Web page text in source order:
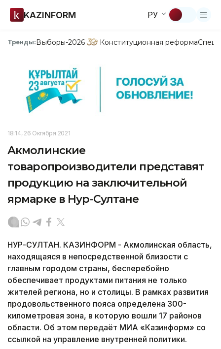
KAZINFORM РУ
Тренды:Выборы-2026 Конституционная реформа
18:14, 26 Октября 2021
Акмолинские
товаропроизводители представят
продукцию на заключительной
ярмарке в Нур-Султане
НУР-СУЛТАН. КАЗИНФОРМ - Акмолинская область,
находящаяся в непосредственной близости с
главным городом страны, бесперебойно
обеспечивает продуктами питания не только
жителей региона, но и столицы. В рамках развития
продовольственного пояса определена 300-
километровая зона, в которую вошли 17 районов
области. Об этом передаёт МИА «Казинформ» со
ссылкой на управление внутренней политики.